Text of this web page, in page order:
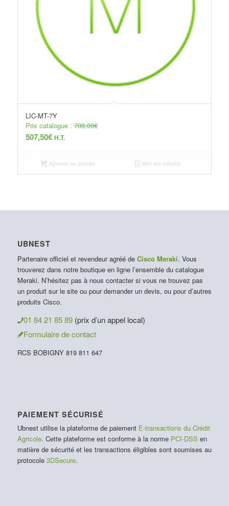
LIC-MT-7Y
Prix catalogue :700,00€
507,50€ H.T.
Ajouter au panier Voir les détails
UBNEST
Partenaire officiel et revendeur agréé de Cisco Meraki. Vous
trouverez dans notre boutique en ligne l’ensemble du catalogue
Meraki. N’hésitez pas à nous contacter si vous ne trouvez pas
un produit sur le site ou pour demander un devis, ou pour d’autres
produits Cisco.
01 84 21 85 89 (prix d’un appel local)
Formulaire de contact
RCS BOBIGNY 819 811 647
PAIEMENT SÉCURISÉ
Ubnest utilise la plateforme de paiement E-transactions du Crédit
Agricole. Cette plateforme est conforme à la norme PCI-DSS en
matière de sécurité et les transactions éligibles sont soumises au
protocole 3DSecure.